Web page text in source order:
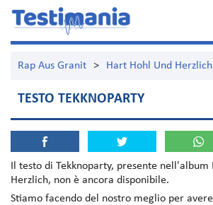
Rap Aus Granit > Hart Hohl Und Herzlich
TESTO TEKKNOPARTY
Il testo di Tekknoparty, presente nell'album
Herzlich, non è ancora disponibile.
Stiamo facendo del nostro meglio per